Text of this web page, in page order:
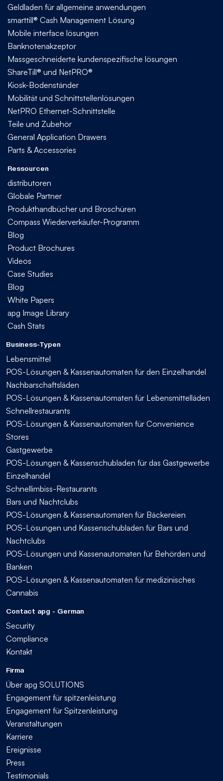
Geldladen für allgemeine anwendungen
smarttill® Cash Management Lösung
Mobile interface lösungen
Banknotenakzeptor
Massgeschneiderte kundenspezifische lösungen
ShareTill® und NetPRO®
Kiosk-Bodenständer
Mobilität und Schnittstellenlösungen
NetPRO Ethernet-Schnittstelle
Teile und Zubehör
General Application Drawers
Parts & Accessories
Ressourcen
distributoren
Globale Partner
Produkthandbücher und Broschüren
Compass Wiederverkäufer-Programm
Blog
Product Brochures
Videos
Case Studies
Blog
White Papers
apg Image Library
Cash Stats
Business-Typen
Lebensmittel
POS-Lösungen & Kassenautomaten für den Einzelhandel
Nachbarschaftsläden
POS-Lösungen & Kassenautomaten für Lebensmittelläden
Schnellrestaurants
POS-Lösungen & Kassenautomaten für Convenience
Stores
Gastgewerbe
POS-Lösungen & Kassenschubladen für das Gastgewerbe
Einzelhandel
Schnellimbiss-Restaurants
Bars und Nachtclubs
POS-Lösungen & Kassenautomaten für Bäckereien
POS-Lösungen und Kassenschubladen für Bars und
Nachtclubs
POS-Lösungen und Kassenautomaten für Behörden und
Banken
POS-Lösungen & Kassenautomaten für medizinisches
Cannabis
Contact apg - German
Security
Compliance
Kontakt
Firma
Über apg SOLUTIONS
Engagement für spitzenleistung
Engagement für Spitzenleistung
Veranstaltungen
Karriere
Ereignisse
Press
Testimonials